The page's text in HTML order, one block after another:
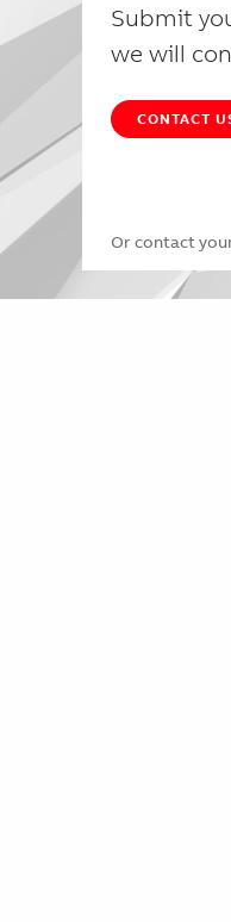
Submit
we will
CONTACT
Or contact